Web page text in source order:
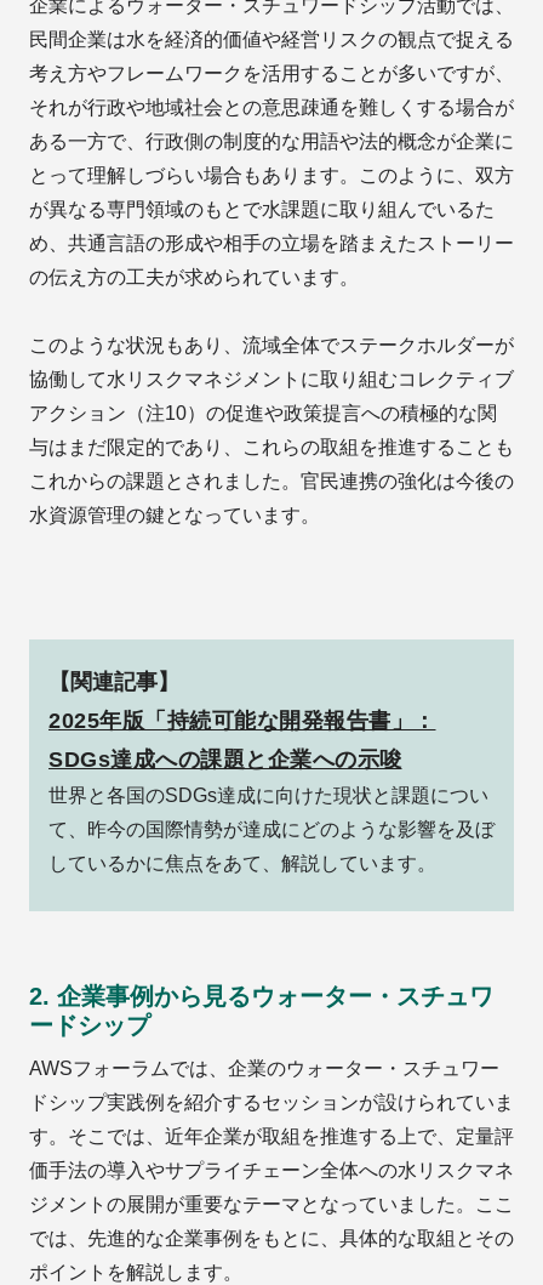
企業によるウォーター・スチュワードシップ活動では、
民間企業は水を経済的価値や経営リスクの観点で捉える
考え方やフレームワークを活用することが多いですが、
それが行政や地域社会との意思疎通を難しくする場合が
ある一方で、行政側の制度的な用語や法的概念が企業に
とって理解しづらい場合もあります。このように、双方
が異なる専門領域のもとで水課題に取り組んでいるた
め、共通言語の形成や相手の立場を踏まえたストーリー
の伝え方の工夫が求められています。
このような状況もあり、流域全体でステークホルダーが
協働して水リスクマネジメントに取り組むコレクティブ
アクション（注10）の促進や政策提言への積極的な関
与はまだ限定的であり、これらの取組を推進することも
これからの課題とされました。官民連携の強化は今後の
水資源管理の鍵となっています。
【関連記事】
2025年版「持続可能な開発報告書」：
SDGs達成への課題と企業への示唆
世界と各国のSDGs達成に向けた現状と課題につい
て、昨今の国際情勢が達成にどのような影響を及ぼ
しているかに焦点をあて、解説しています。
2. 企業事例から見るウォーター・スチュワ
ードシップ
AWSフォーラムでは、企業のウォーター・スチュワー
ドシップ実践例を紹介するセッションが設けられていま
す。そこでは、近年企業が取組を推進する上で、定量評
価手法の導入やサプライチェーン全体への水リスクマネ
ジメントの展開が重要なテーマとなっていました。ここ
では、先進的な企業事例をもとに、具体的な取組とその
ポイントを解説します。